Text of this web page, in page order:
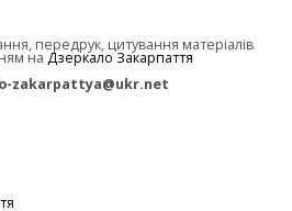
передрук, цитування матеріалів
на Дзеркало Закарпаття
zakarpattya@ukr.net